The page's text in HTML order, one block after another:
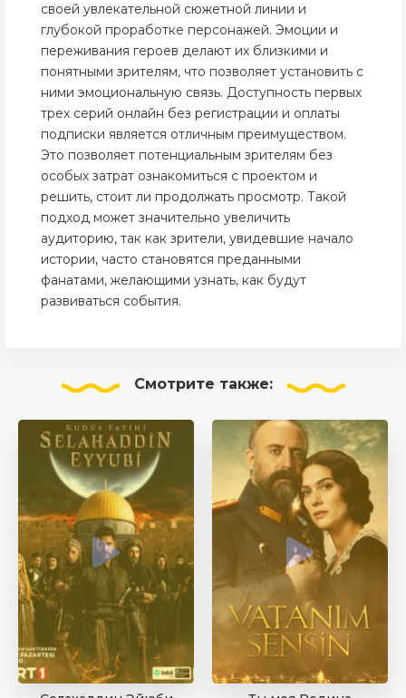
своей увлекательной сюжетной линии и
глубокой проработке персонажей. Эмоции и
переживания героев делают их близкими и
понятными зрителям, что позволяет установить с
ними эмоциональную связь. Доступность первых
трех серий онлайн без регистрации и оплаты
подписки является отличным преимуществом.
Это позволяет потенциальным зрителям без
особых затрат ознакомиться с проектом и
решить, стоит ли продолжать просмотр. Такой
подход может значительно увеличить
аудиторию, так как зрители, увидевшие начало
истории, часто становятся преданными
фанатами, желающими узнать, как будут
развиваться события.
Смотрите также: